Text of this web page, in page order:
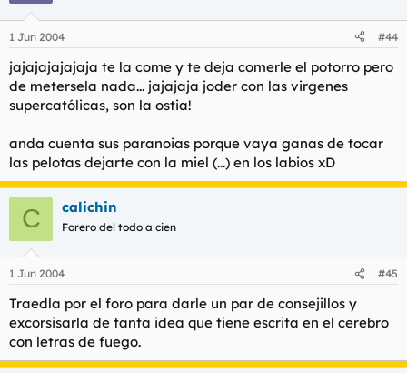
1 Jun 2004 #44
jajajajajajaja te la come y te deja comerle el potorro pero
de metersela nada... jajajaja joder con las virgenes
supercatólicas, son la ostia!
anda cuenta sus paranoias porque vaya ganas de tocar
las pelotas dejarte con la miel (...) en los labios xD
C calichin
Forero del todo a cien
1 Jun 2004 #45
Traedla por el foro para darle un par de consejillos y
excorsisarla de tanta idea que tiene escrita en el cerebro
con letras de fuego.